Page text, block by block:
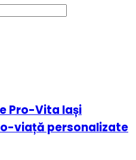
Pro-Vita Iași
viață personalizate